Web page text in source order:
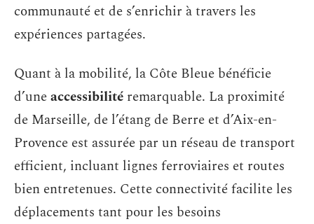
communauté et de s’enrichir à travers les
expériences partagées.
Quant à la mobilité, la Côte Bleue bénéficie
d’uneaccessibilité remarquable. La proximité
de Marseille, de l’étang de Berre et d’Aix-en-
Provence est assurée par un réseau de transport
efficient, incluant lignes ferroviaires et routes
bien entretenues. Cette connectivité facilite les
déplacements tant pour les besoins